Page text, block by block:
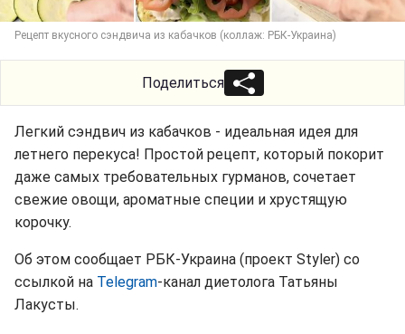
Рецепт вкусного сэндвича из кабачков (коллаж: РБК-Украина)
Поделиться
Легкий сэндвич из кабачков - идеальная идея для
летнего перекуса! Простой рецепт, который покорит
даже самых требовательных гурманов, сочетает
свежие овощи, ароматные специи и хрустящую
корочку.
Об этом сообщает РБК-Украина (проект Styler) со
ссылкой на Telegram-канал диетолога Татьяны
Лакусты.